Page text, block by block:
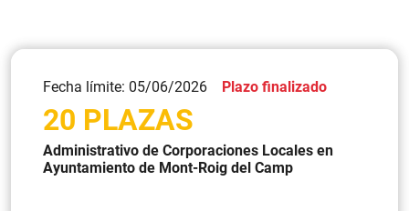
Fecha límite: 05/06/2026 Plazo finalizado
20 PLAZAS
Administrativo de Corporaciones Locales en
Ayuntamiento de Mont-Roig del Camp